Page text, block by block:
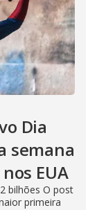
Dia
semana
EUA
bilhões O post
primeira